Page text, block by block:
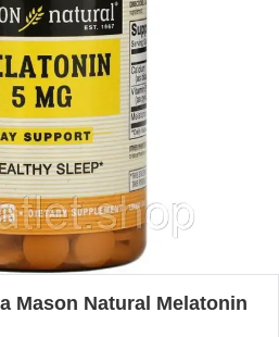
Mason Natural Melatonin